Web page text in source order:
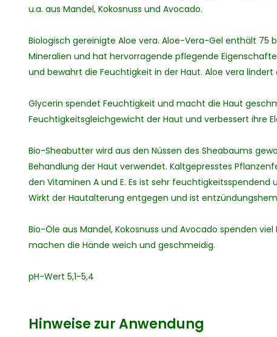
u.a. aus Mandel, Kokosnuss und Avocado.
Biologisch gereinigte Aloe vera. Aloe-Vera-Gel enthält 75
Mineralien und hat hervorragende pflegende
und bewahrt die Feuchtigkeit in der Haut. Aloe vera
Glycerin spendet Feuchtigkeit und macht die Haut
Feuchtigkeitsgleichgewicht der Haut und verbessert ihre
Bio-Sheabutter wird aus den Nüssen des Sheabaums
Behandlung der Haut verwendet. Kaltgepresstes
den Vitaminen A und E. Es ist sehr
Wirkt der Hautalterung entgegen und ist
Bio-Öle aus Mandel, Kokosnuss und Avocado spenden
machen die Hände weich und geschmeidig.
pH-Wert 5,1-5,4
Hinweise zur Anwendung